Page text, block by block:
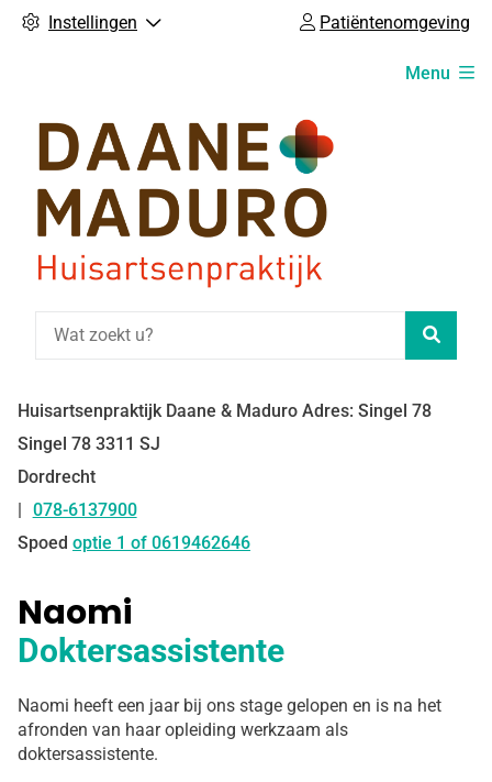
Instellingen Patiëntenomgeving
Menu
Huisartsenpraktijk Daane & Maduro Adres: Singel 78
Singel 78 3311 SJ
Dordrecht
Tel:
078-6137900
Spoed optie 1 of 0619462646
Naomi
Doktersassistente
Naomi heeft een jaar bij ons stage gelopen en is na het
afronden van haar opleiding werkzaam als
doktersassistente.